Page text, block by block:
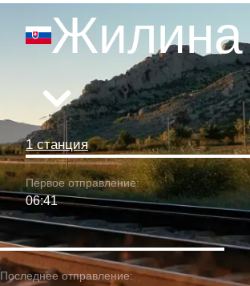
Жилина
1 станция
Первое отправление:
06:41
Последнее отправление: